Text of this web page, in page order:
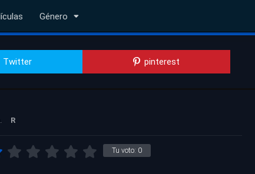
Género
Twitter pinterest
R
Tu voto: 0